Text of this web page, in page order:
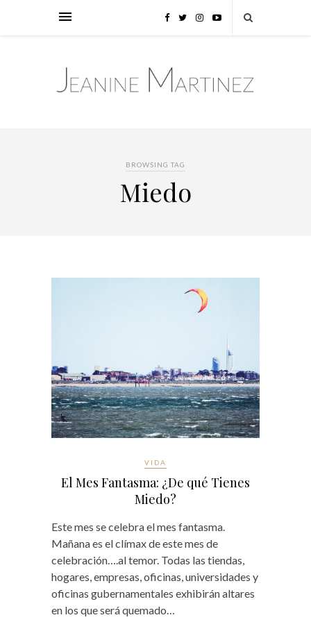
BROWSING TAG
Miedo
VIDA
El Mes Fantasma: ¿De qué Tienes
Miedo?
Este mes se celebra el mes fantasma.
Mañana es el clímax de este mes de
celebración….al temor. Todas las tiendas,
hogares, empresas, oficinas, universidades y
oficinas gubernamentales exhibirán altares
en los que será quemado…